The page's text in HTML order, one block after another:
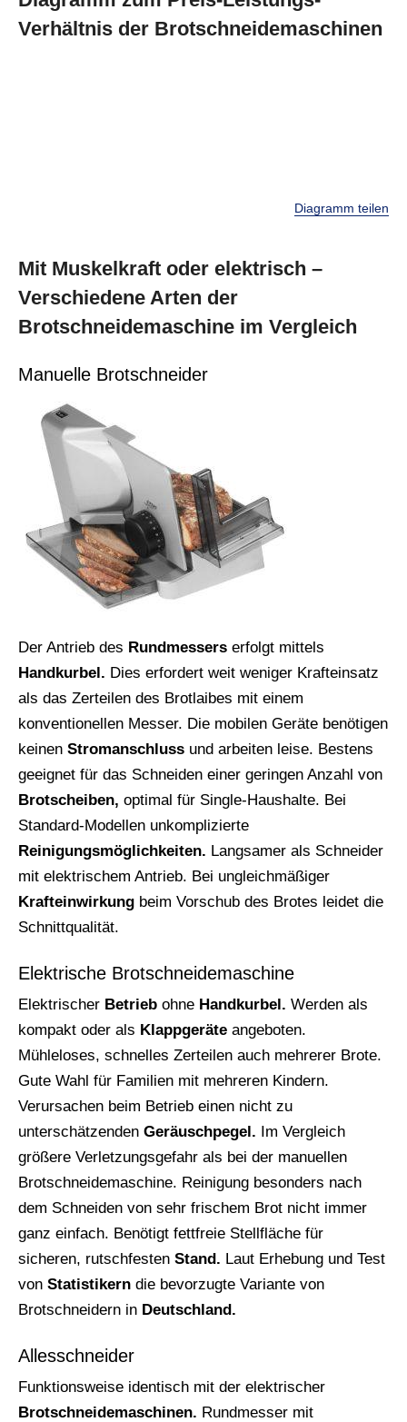
Verhältnis der Brotschneidemaschinen
Diagramm teilen
Mit Muskelkraft oder elektrisch –
Verschiedene Arten der
Brotschneidemaschine im Vergleich
Manuelle Brotschneider
Der Antrieb des Rundmessers erfolgt mittels
Handkurbel. Dies erfordert weit weniger Krafteinsatz
als das Zerteilen des Brotlaibes mit einem
konventionellen Messer. Die mobilen Geräte benötigen
keinen Stromanschluss und arbeiten leise. Bestens
geeignet für das Schneiden einer geringen Anzahl von
Brotscheiben, optimal für Single-Haushalte. Bei
Standard-Modellen unkomplizierte
Reinigungsmöglichkeiten. Langsamer als Schneider
mit elektrischem Antrieb. Bei ungleichmäßiger
Krafteinwirkung beim Vorschub des Brotes leidet die
Schnittqualität.
Elektrische Brotschneidemaschine
Elektrischer Betrieb ohne Handkurbel. Werden als
kompakt oder als Klappgeräte angeboten.
Mühleloses, schnelles Zerteilen auch mehrerer Brote.
Gute Wahl für Familien mit mehreren Kindern.
Verursachen beim Betrieb einen nicht zu
unterschätzenden Geräuschpegel. Im Vergleich
größere Verletzungsgefahr als bei der manuellen
Brotschneidemaschine. Reinigung besonders nach
dem Schneiden von sehr frischem Brot nicht immer
ganz einfach. Benötigt fettfreie Stellfläche für
sicheren, rutschfesten Stand. Laut Erhebung und Test
von Statistikern die bevorzugte Variante von
Brotschneidern in Deutschland.
Allesschneider
Funktionsweise identisch mit der elektrischer
Brotschneidemaschinen. Rundmesser mit